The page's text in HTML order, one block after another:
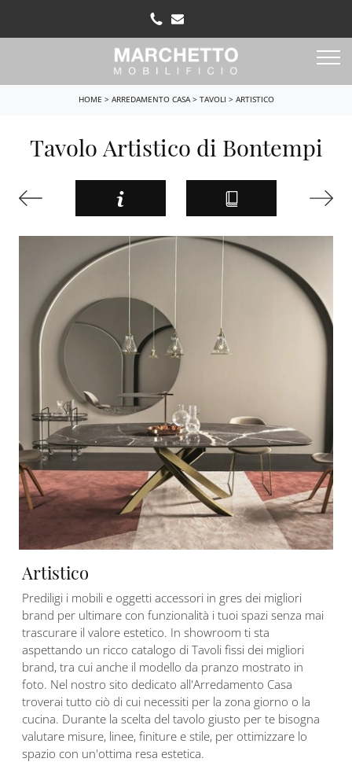
HOME > ARREDAMENTO CASA> TAVOLI > ARTISTICO
Tavolo Artistico di Bontempi
Artistico
Prediligi i mobili e oggetti accessori in gres dei migliori
brand per ultimare con funzionalità i tuoi spazi senza mai
trascurare il valore estetico. In showroom ti sta
aspettando un ricco catalogo di Tavoli fissi dei migliori
brand, tra cui anche il modello da pranzo mostrato in
foto. Nel nostro sito dedicato all'Arredamento Casa
troverai tutto ciò di cui necessiti per la zona giorno o la
cucina. Durante la scelta del tavolo giusto per te bisogna
valutare misure, linee, finiture e stile, per ottimizzare lo
spazio con un'ottima resa estetica.